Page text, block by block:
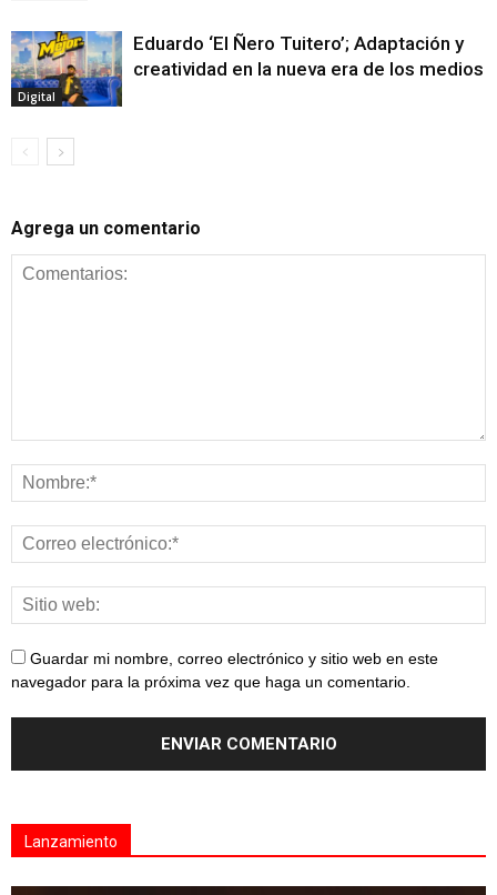
Digital
Eduardo ‘El Ñero Tuitero’; Adaptación y
creatividad en la nueva era de los medios
Agrega un comentario
Guardar mi nombre, correo electrónico y sitio web en este
navegador para la próxima vez que haga un comentario.
Lanzamiento